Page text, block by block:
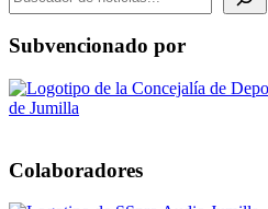
Subvencionado por
Colaboradores